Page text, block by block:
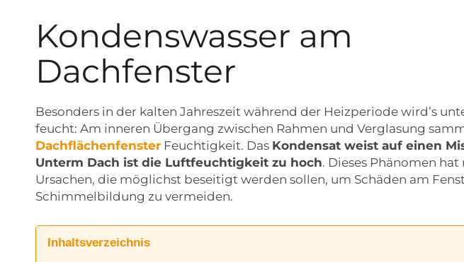
Kondenswasser am
Dachfenster
Besonders in der kalten Jahreszeit während der Heizperiode wird’s
feucht: Am inneren Übergang zwischen Rahmen und Verglasung
Dachflächenfenster Feuchtigkeit. Das Kondensat weist auf einen
Unterm Dach ist die Luftfeuchtigkeit zu hoch. Dieses Phänomen
Ursachen, die möglichst beseitigt werden sollen, um Schäden am
Schimmelbildung zu vermeiden.
Inhaltsverzeichnis